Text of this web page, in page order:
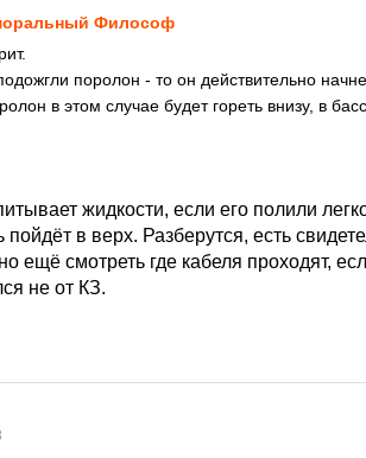
Философ
поролон - то он действительно
в этом случае будет гореть внизу, в
жидкости, если его полили
пойдёт в верх. Разберутся, есть
ещё смотреть где кабеля проходят,
не от КЗ.